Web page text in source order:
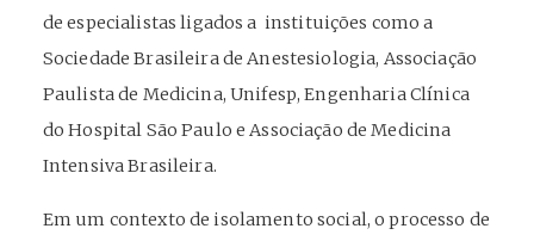
de especialistas ligados a instituições como a
Sociedade Brasileira de Anestesiologia, Associação
Paulista de Medicina, Unifesp, Engenharia Clínica
do Hospital São Paulo e Associação de Medicina
Intensiva Brasileira.
Em um contexto de isolamento social, o processo de